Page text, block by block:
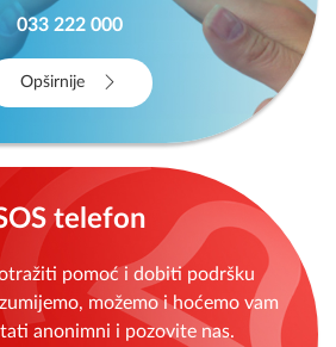
033 222 000
Opširnije
telefon
pomoć i dobiti podršku
možemo i hoćemo vam
anonimni i pozovite nas.